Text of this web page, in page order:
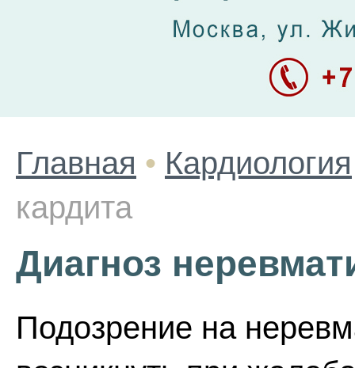
Главная • Кардиология
кардита
Диагноз
Подозрение на